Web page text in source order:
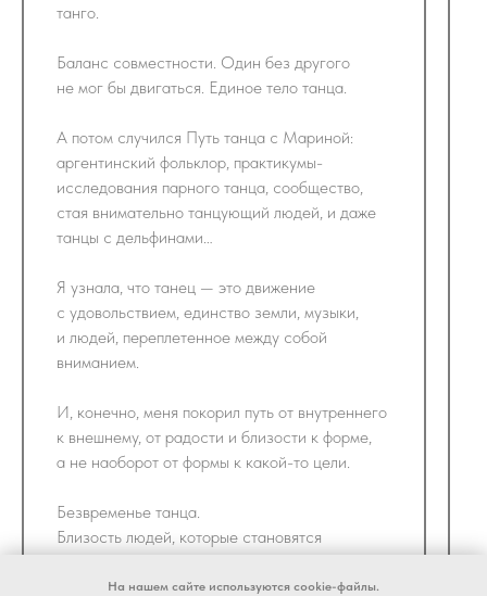
танго.
Баланс совместности. Один без другого
не мог бы двигаться. Единое тело танца.
А потом случился Путь танца с Мариной:
аргентинский фольклор, практикумы-
исследования парного танца, сообщество,
стая внимательно танцующий людей, и даже
танцы с дельфинами…
Я узнала, что танец — это движение
с удовольствием, единство земли, музыки,
и людей, переплетенное между собой
вниманием.
И, конечно, меня покорил путь от внутреннего
к внешнему, от радости и близости к форме,
а не наоборот от формы к какой-то цели.
Безвременье танца.
Близость людей, которые становятся
и информации друг о друге.
На нашем сайте используются cookie-файлы.